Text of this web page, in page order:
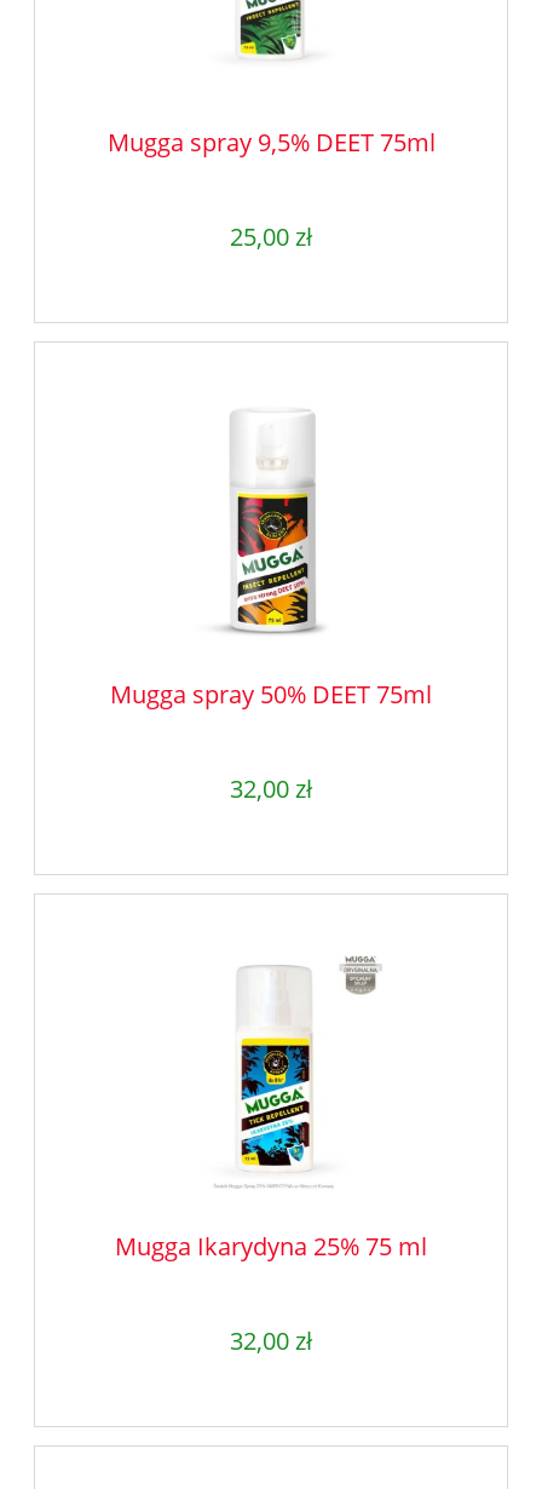
Mugga spray 9,5% DEET 75ml
25,00 zł
Mugga spray 50% DEET 75ml
32,00 zł
Mugga Ikarydyna 25% 75 ml
32,00 zł